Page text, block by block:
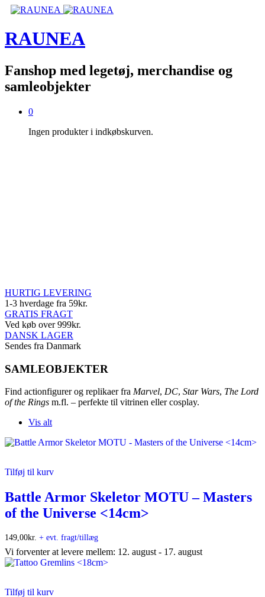
RAUNEA
Fanshop med legetøj, merchandise og
samleobjekter
0
Ingen produkter i indkøbskurven.
HURTIG LEVERING
1-3 hverdage fra 59kr.
GRATIS FRAGT
Ved køb over 999kr.
DANSK LAGER
Sendes fra Danmark
SAMLEOBJEKTER
Find actionfigurer og replikaer fra Marvel, DC, Star Wars, The Lord
of the Rings m.fl. – perfekte til vitrinen eller cosplay.
Vis alt
Tilføj til kurv
Battle Armor Skeletor MOTU – Masters
of the Universe <14cm>
149,00kr. + evt. fragt/tillæg
Vi forventer at levere mellem: 12. august - 17. august
Tilføj til kurv